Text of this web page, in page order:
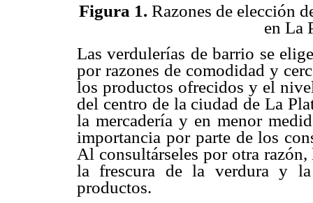
Figura 1. Razones de elección
en La
Las verdulerías de barrio se
por razones de comodidad y
los productos ofrecidos y el
del centro de la ciudad de La
la mercadería y en menor
importancia por parte de los
Al consultárseles por otra
la frescura de la verdura y
productos.